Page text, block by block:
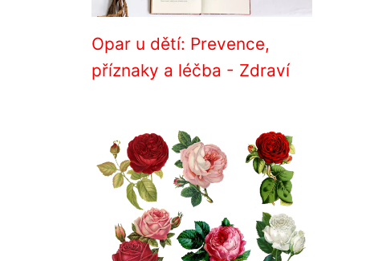
Opar u dětí: Prevence,
příznaky a léčba - Zdraví